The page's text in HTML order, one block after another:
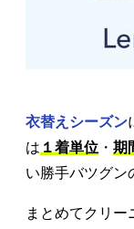
衣替えシーズン
は １着単位 ・ 期
い勝手バツグン
まとめてクリ